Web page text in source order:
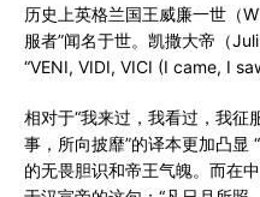
历史上英格兰国王威廉一世（
服者”闻名于世。凯撒大帝（
“VENI, VIDI, VICI (I came, I
相对于“我来过，我看过，我征
事，所向披靡”的译本更加凸显
的无畏胆识和帝王气魄。而在